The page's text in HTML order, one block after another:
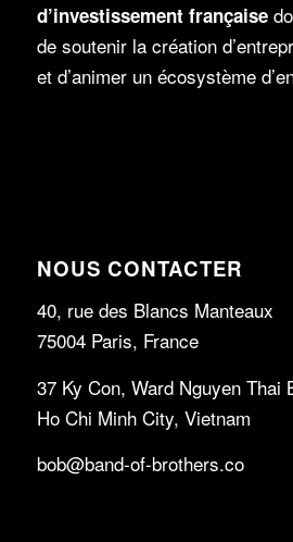
d’investissement française
de soutenir la création
et d’animer un écosystème
NOUS CONTACTER
40, rue des Blancs Manteaux
75004 Paris, France
37 Ky Con, Ward Nguyen Thai
Ho Chi Minh City, Vietnam
bob@band-of-brothers.co